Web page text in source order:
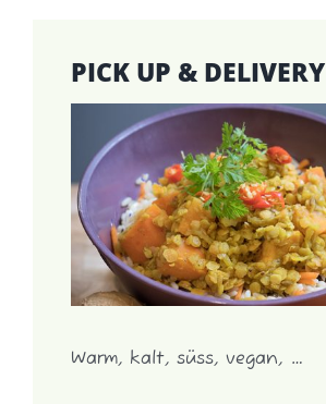
PICK UP & DELIVERY
Warm, kalt, süss, vegan, …